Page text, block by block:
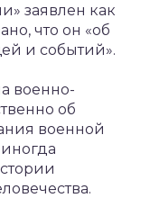
заявлен как
что он «об
и событий».
военно-
об
военной